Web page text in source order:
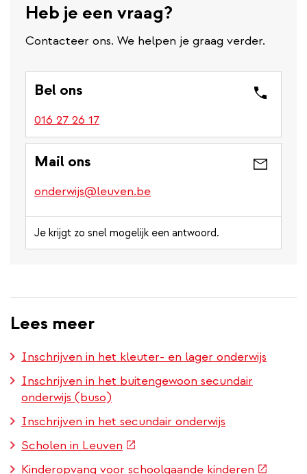
Heb je een vraag?
Contacteer ons. We helpen je graag verder.
Bel ons
016 27 26 17
Mail ons
onderwijs@leuven.be
Je krijgt zo snel mogelijk een antwoord.
Lees meer
Inschrijven in het kleuter- en lager onderwijs
Inschrijven in het buitengewoon secundair
onderwijs (buso)
Inschrijven in het secundair onderwijs
Scholen in Leuven (externe
link)
Kinderopvang voor schoolgaande kinderen (externe